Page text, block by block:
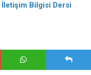
İletişim Bilgisi Dersi